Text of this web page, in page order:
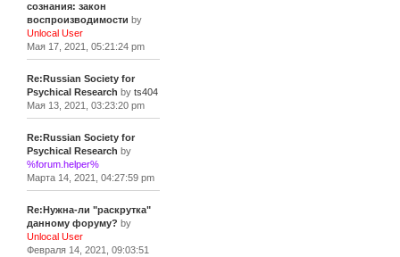
сознания: закон
воспроизводимости by
Unlocal User
Мая 17, 2021, 05:21:24 pm
Re:Russian Society for
Psychical Research by ts404
Мая 13, 2021, 03:23:20 pm
Re:Russian Society for
Psychical Research by
%forum.helper%
Марта 14, 2021, 04:27:59 pm
Re:Нужна-ли "раскрутка"
данному форуму? by
Unlocal User
Февраля 14, 2021, 09:03:51